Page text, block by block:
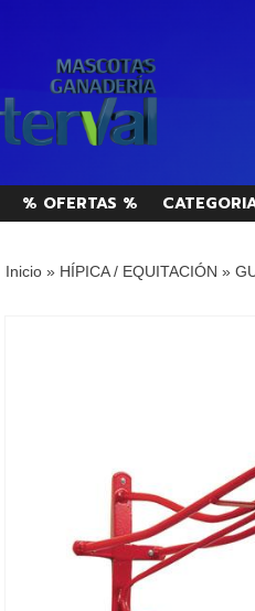
% OFERTAS %
Inicio» HÍPICA / EQUITACIÓN »